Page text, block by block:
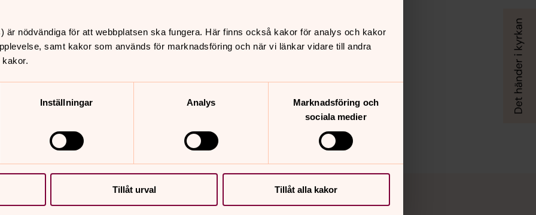
är nödvändiga för att webbplatsen ska fungera. Här finns också kakor för analys och kakor
samt kakor som används för marknadsföring och när vi länkar vidare till andra
Inställningar Analys
Marknadsföring och
sociala medier
Tillåt urval Tillåt alla kakor
(öppnar en extern länk på Youtube).